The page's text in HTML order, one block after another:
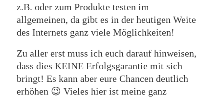
z.B. oder zum Produkte testen im
allgemeinen, da gibt es in der heutigen Weite
des Internets ganz viele Möglichkeiten!
Zu aller erst muss ich euch darauf hinweisen,
dass dies KEINE Erfolgsgarantie mit sich
bringt! Es kann aber eure Chancen deutlich
erhöhen 😉 Vieles hier ist meine ganz